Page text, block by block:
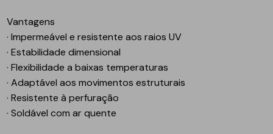
Vantagens
· Impermeável e resistente aos raios UV
· Estabilidade dimensional
· Flexibilidade a baixas temperaturas
· Adaptável aos movimentos estruturais
· Resistente à perfuração
· Soldável com ar quente